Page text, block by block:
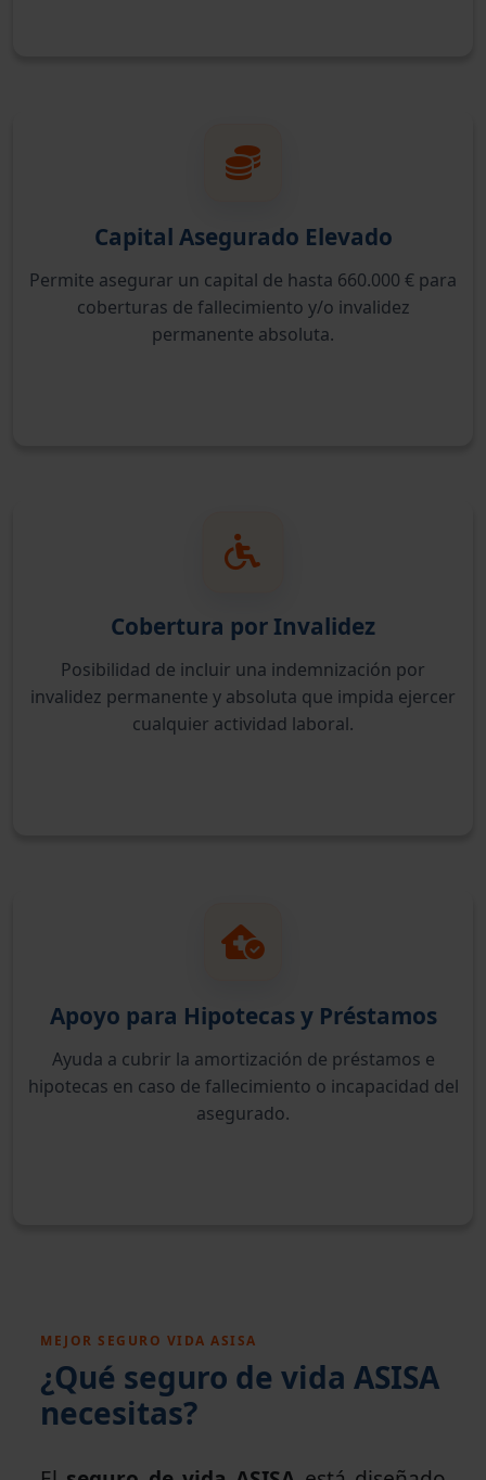
Capital Asegurado Elevado
Permite asegurar un capital de hasta 660.000 € para
coberturas de fallecimiento y/o invalidez
permanente absoluta.
Cobertura por Invalidez
Posibilidad de incluir una indemnización por
invalidez permanente y absoluta que impida ejercer
cualquier actividad laboral.
Apoyo para Hipotecas y Préstamos
Ayuda a cubrir la amortización de préstamos e
hipotecas en caso de fallecimiento o incapacidad del
asegurado.
MEJOR SEGURO VIDA ASISA
¿Qué seguro de vida ASISA
necesitas?